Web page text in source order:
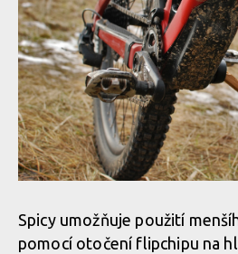
Spicy umožňuje použití
pomocí otočení flipchipu na